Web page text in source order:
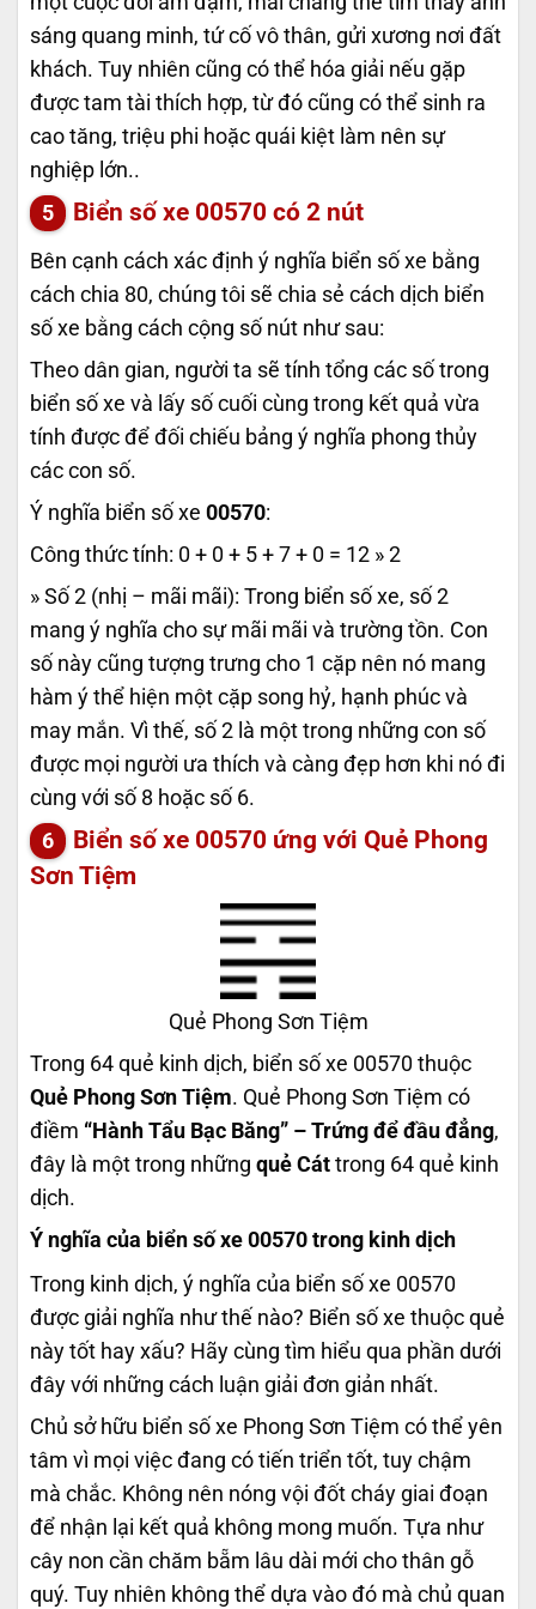
sáng quang minh, tứ cố vô thân, gửi xương nơi đất
khách. Tuy nhiên cũng có thể hóa giải nếu gặp
được tam tài thích hợp, từ đó cũng có thể sinh ra
cao tăng, triệu phi hoặc quái kiệt làm nên sự
nghiệp lớn..
Biển số xe 00570 có 2 nút
Bên cạnh cách xác định ý nghĩa biển số xe bằng
cách chia 80, chúng tôi sẽ chia sẻ cách dịch biển
số xe bằng cách cộng số nút như sau:
Theo dân gian, người ta sẽ tính tổng các số trong
biển số xe và lấy số cuối cùng trong kết quả vừa
tính được để đối chiếu bảng ý nghĩa phong thủy
các con số.
Ý nghĩa biển số xe 00570:
Công thức tính: 0 + 0 + 5 + 7 + 0 = 12 » 2
» Số 2 (nhị – mãi mãi): Trong biển số xe, số 2
mang ý nghĩa cho sự mãi mãi và trường tồn. Con
số này cũng tượng trưng cho 1 cặp nên nó mang
hàm ý thể hiện một cặp song hỷ, hạnh phúc và
may mắn. Vì thế, số 2 là một trong những con số
được mọi người ưa thích và càng đẹp hơn khi nó đi
cùng với số 8 hoặc số 6.
Biển số xe 00570 ứng với Quẻ Phong
Sơn Tiệm
Quẻ Phong Sơn Tiệm
Trong 64 quẻ kinh dịch, biển số xe 00570 thuộc
Quẻ Phong Sơn Tiệm. Quẻ Phong Sơn Tiệm có
điềm “Hành Tẩu Bạc Băng” – Trứng để đầu đẳng,
đây là một trong những quẻ Cát trong 64 quẻ kinh
dịch.
Ý nghĩa của biển số xe 00570 trong kinh dịch
Trong kinh dịch, ý nghĩa của biển số xe 00570
được giải nghĩa như thế nào? Biển số xe thuộc quẻ
này tốt hay xấu? Hãy cùng tìm hiểu qua phần dưới
đây với những cách luận giải đơn giản nhất.
Chủ sở hữu biển số xe Phong Sơn Tiệm có thể yên
tâm vì mọi việc đang có tiến triển tốt, tuy chậm
mà chắc. Không nên nóng vội đốt cháy giai đoạn
để nhận lại kết quả không mong muốn. Tựa như
cây non cần chăm bẵm lâu dài mới cho thân gỗ
quý. Tuy nhiên không thể dựa vào đó mà chủ quan